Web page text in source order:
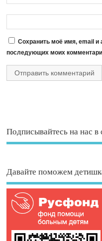
Сохранить моё имя, email и
последующих моих
Подписывайтесь на нас в
Давайте поможем